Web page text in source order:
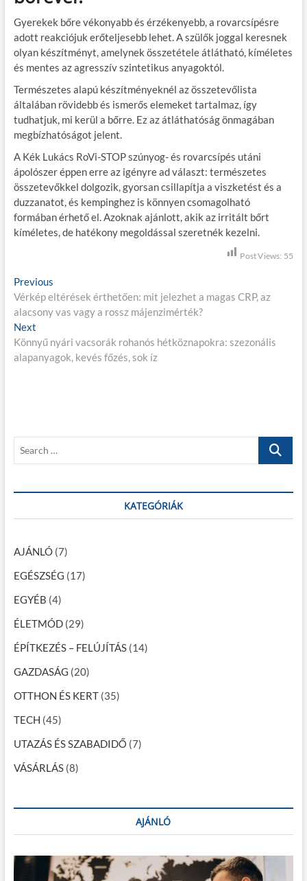
Gyerekek bőrevékonyabb és érzékenyebb, a rovarcsípésre
adott reakciójuk erőteljesebb lehet. A szülők joggal keresnek
olyan készítményt, amelynek összetétele átlátható, kíméletes
és mentes az agresszív szintetikus anyagoktól.
Természetes alapú készítményeknél az összetevőlista
általában rövidebb és ismerős elemeket tartalmaz, így
tudhatjuk, mi kerül a bőrre. Ez az átláthatóság önmagában
megbízhatóságot jelent.
A Kék Lukács RoVi-STOPszúnyog- és rovarcsípés utáni
ápolószer éppen erre az igényre ad választ: természetes
összetevőkkel dolgozik, gyorsan csillapítja a viszketést és a
duzzanatot, és kempinghez is könnyen csomagolható
formában érhető el. Azoknak ajánlott, akik az irritált bőrt
kíméletes, de hatékony megoldással szeretnék kezelni.
Post Views: 55
B
e
j
e
é
s
v
i
g
á
c
i
ó
Previous
r
e
i
o
:
Vérkép eltérések érthetően: mit jelezhet a magas CRP, az
alacsony vas vagy a rossz májenzimérték?
Next
e
x
:
Könnyű nyári vacsorák rohanós hétköznapokra: szezonális
alapanyagok, kevés főzés, sok íz
r
h
KATEGÓRIÁK
AJÁNLÓ(7)
EGÉSZSÉG (17)
EGYÉB (4)
ÉLETMÓD(29)
ÉPÍTKEZÉS – FELÚJÍTÁS(14)
GAZDASÁG (20)
OTTHON ÉS KERT(35)
TECH (45)
UTAZÁS ÉS SZABADIDŐ (7)
VÁSÁRLÁS(8)
AJÁNLÓ